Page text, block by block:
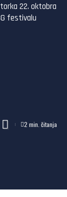
22. oktobra
festivalu
2 min. čitanja